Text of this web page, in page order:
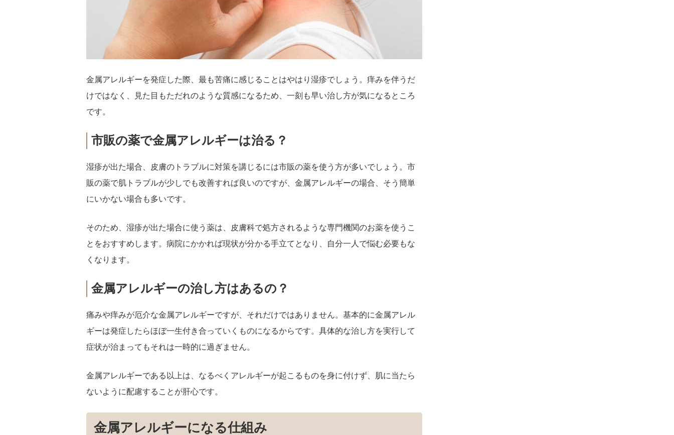
金属アレルギーを発症した際、最も苦痛に感じることはやはり湿疹でしょう。痒みを伴うだ
けではなく、見た目もただれのような質感になるため、一刻も早い治し方が気になるところ
です。
市販の薬で金属アレルギーは治る？
湿疹が出た場合、皮膚のトラブルに対策を講じるには市販の薬を使う方が多いでしょう。市
販の薬で肌トラブルが少しでも改善すれば良いのですが、金属アレルギーの場合、そう簡単
にいかない場合も多いです。
そのため、湿疹が出た場合に使う薬は、皮膚科で処方されるような専門機関のお薬を使うこ
とをおすすめします。病院にかかれば現状が分かる手立てとなり、自分一人で悩む必要もな
くなります。
金属アレルギーの治し方はあるの？
痛みや痒みが厄介な金属アレルギーですが、それだけではありません。基本的に金属アレル
ギーは発症したらほぼ一生付き合っていくものになるからです。具体的な治し方を実行して
症状が治まってもそれは一時的に過ぎません。
金属アレルギーである以上は、なるべくアレルギーが起こるものを身に付けず、肌に当たら
ないように配慮することが肝心です。
金属アレルギーになる仕組み